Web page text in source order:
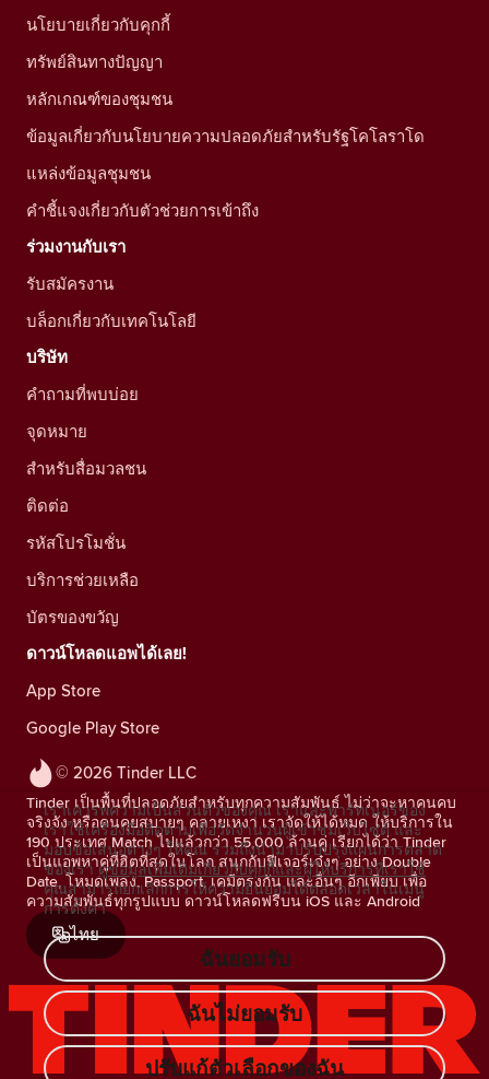
© 2026 Tinder LLC
Tinder เป็นพื้นที่ปลอดภัยสำหรับทุกความสัมพันธ์ ไม่ว่าจะหาคนคบ
จริงจัง หรือคนคุยสบายๆ คลายเหงา เราจัดให้ได้หมด ให้บริการใน
190 ประเทศ Match ไปแล้วกว่า 55,000 ล้านคู่ เรียกได้ว่า Tinder
เป็นแอพหาคู่ที่ฮิตที่สุดในโลก สนุกกับฟีเจอร์เจ๋งๆ อย่าง Double
Date, โหมดเพลง, Passport, เคมีตรงกัน และอื่นๆ อีกเพียบ เพื่อ
ความสัมพันธ์ทุกรูปแบบ ดาวน์โหลดฟรีบน iOS และ Android
ไทย
นโยบายเกี่ยวกับคุกกี้
ทรัพย์สินทางปัญญา
หลักเกณฑ์ของชุมชน
ข้อมูลเกี่ยวกับนโยบายความปลอดภัยสำหรับรัฐโคโลราโด
แหล่งข้อมูลชุมชน
คำชี้แจงเกี่ยวกับตัวช่วยการเข้าถึง
ร่วมงานกับเรา
รับสมัครงาน
บล็อกเกี่ยวกับเทคโนโลยี
บริษัท
คำถามที่พบบ่อย
จุดหมาย
สำหรับสื่อมวลชน
ติดต่อ
รหัสโปรโมชั่น
บริการช่วยเหลือ
บัตรของขวัญ
ดาวน์โหลดแอพได้เลย!
App Store
Google Play Store
เราเคารพความเป็นส่วนตัวของคุณ เราและพาร์ทเนอร์ของ
เราใช้เครื่องมือติดตามเพื่อวัดจำนวนผู้เข้าชมเว็บไซต์ และ
มอบข้อเสนอต่างๆ ให้คุณ รวมถึงนำมาปรับปรุงแผนการตลาด
ของเรา ดูข้อมูลเพิ่มเติมเกี่ยวกับคุกกี้และผู้ให้บริการที่เราใช้
คุณสามารถยกเลิกการให้ความยินยอมได้ตลอดเวลาในเมนู
การตั้งค่า
ฉันยอมรับ
ฉันไม่ยอมรับ
ปรับแก้ตัวเลือกของฉัน